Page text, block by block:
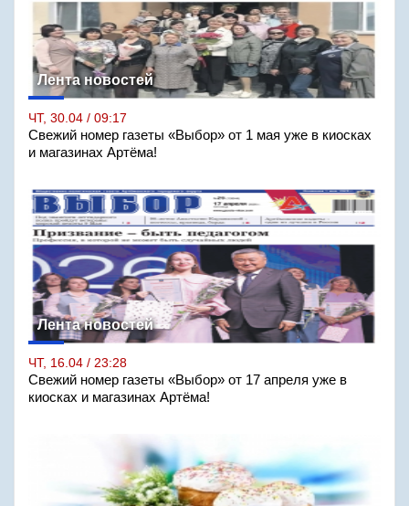
Лента новостей
ЧТ, 30.04 / 09:17
Свежий номер газеты «Выбор» от 1 мая уже в киосках
и магазинах Артёма!
Лента новостей
ЧТ, 16.04 / 23:28
Свежий номер газеты «Выбор» от 17 апреля уже в
киосках и магазинах Артёма!